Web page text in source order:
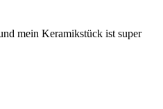
mein Keramikstück ist super